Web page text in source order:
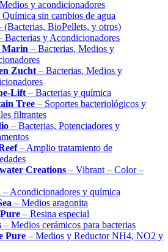
y acondicionadores
Química sin cambios de agua
(Bacterias, BioPellets, y otros)
Bacterias y Acondicionadores
Marin – Bacterias, Medios y
Zucht – Bacterias, Medios y
Lift – Bacterias y química
Tree – Soportes bacteriológicos y
filtrantes
– Bacterias, Potenciadores y
– Amplio tratamiento de
Creations – Vibrant – Color –
– Acondicionadores y química
– Medios aragonita
– Resina especial
– Medios cerámicos para bacterias
Pure – Medios y Reductor NH4, NO2 y